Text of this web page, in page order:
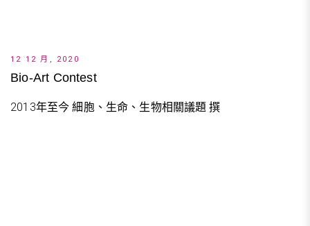
12 12 月, 2020
Bio-Art Contest
2013年至今 細胞、生命、生物相關議題 撰